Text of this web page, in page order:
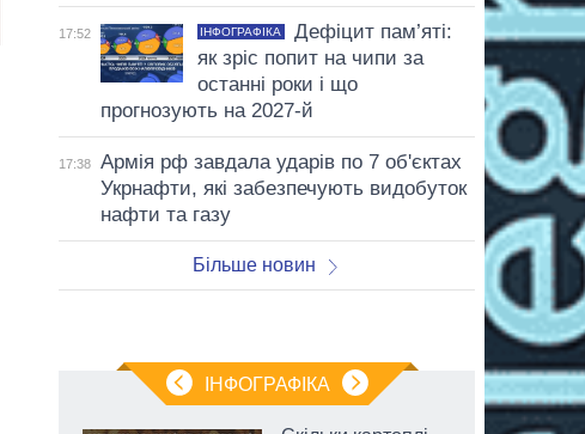
17:52 ІНФОГРАФІКА
Дефіцит пам’яті:
як зріс попит на чипи за
останні роки і що
прогнозують на 2027-й
17:38
Армія рф завдала ударів по 7 об'єктах
Укрнафти, які забезпечують видобуток
нафти та газу
Більше новин
ІНФОГРАФІКА